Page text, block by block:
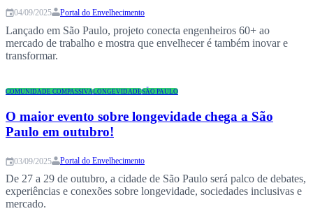
04/09/2025 Portal do Envelhecimento
Lançado em São Paulo, projeto conecta engenheiros 60+ ao
mercado de trabalho e mostra que envelhecer é também inovar e
transformar.
COMUNIDADE COMPASSIVALONGEVIDADESÃO PAULO
O maior evento sobre longevidade chega a São
Paulo em outubro!
03/09/2025 Portal do Envelhecimento
De 27 a 29 de outubro, a cidade de São Paulo será palco de debates,
experiências e conexões sobre longevidade, sociedades inclusivas e
mercado.